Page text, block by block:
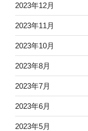
2023年12月
2023年11月
2023年10月
2023年8月
2023年7月
2023年6月
2023年5月